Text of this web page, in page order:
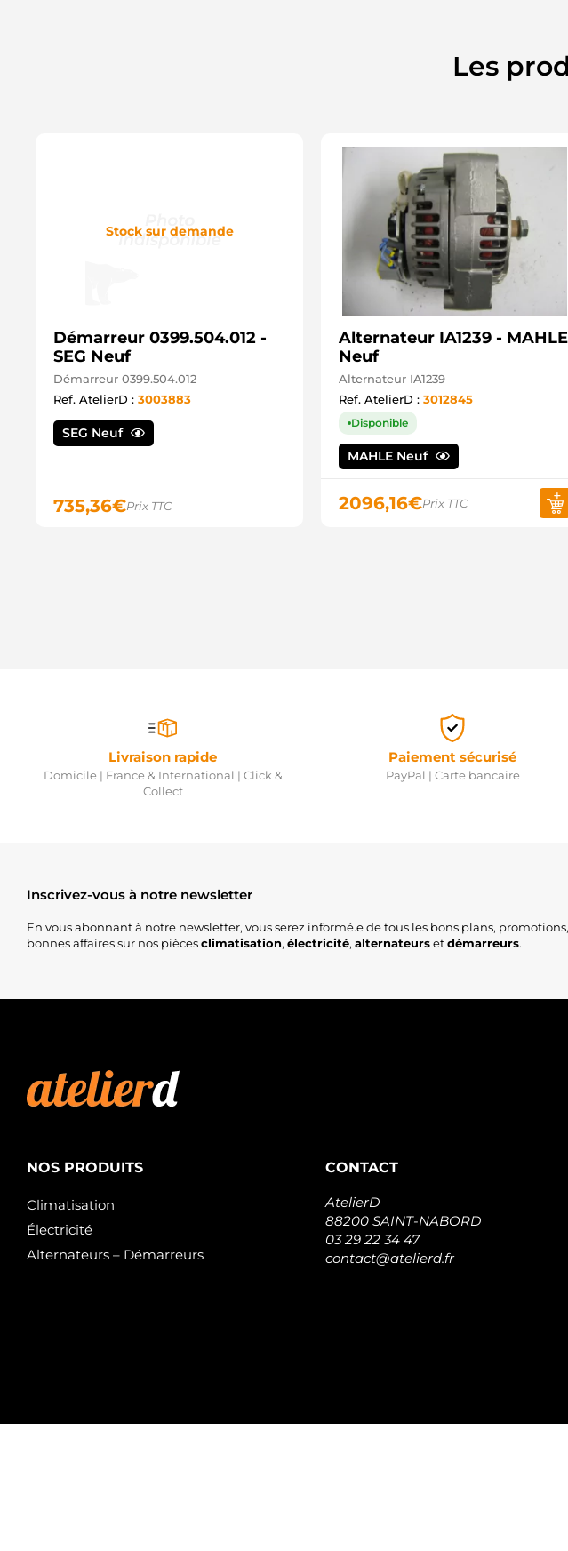
Les
Stock sur demande
Démarreur 0399.504.012 -
SEG Neuf
Démarreur 0399.504.012
Ref. AtelierD : 3003883
SEG Neuf
735,36€Prix TTC
Alternateur IA1239 - MAHLE
Neuf
Alternateur IA1239
Ref. AtelierD : 3012845
Disponible
MAHLE Neuf
2096,16€Prix TTC
Livraison rapide
Domicile | France & International | Click &
Collect
Paiement sécurisé
PayPal | Carte bancaire
Inscrivez-vous à notre newsletter
En vous abonnant à notre newsletter, vous serez informé.e de tous les bons plans, promotions,
bonnes affaires sur nos piècesclimatisation, électricité, alternateursetdémarreurs.
NOS PRODUITS
Climatisation
Électricité
Alternateurs – Démarreurs
CONTACT
AtelierD
88200 SAINT-NABORD
03 29 22 34 47
contact@atelierd.fr